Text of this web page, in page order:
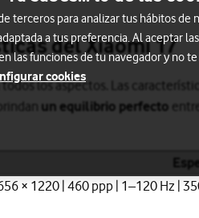
del Xiaomi 17
los aspectos. Las
un equilibrio perfecto
× 1220 | 460 ppp | 1–120 Hz |
terceros para analizar tus hábitos de
a tus preferencia. Al aceptar
las funciones de tu navegador y no
cookies